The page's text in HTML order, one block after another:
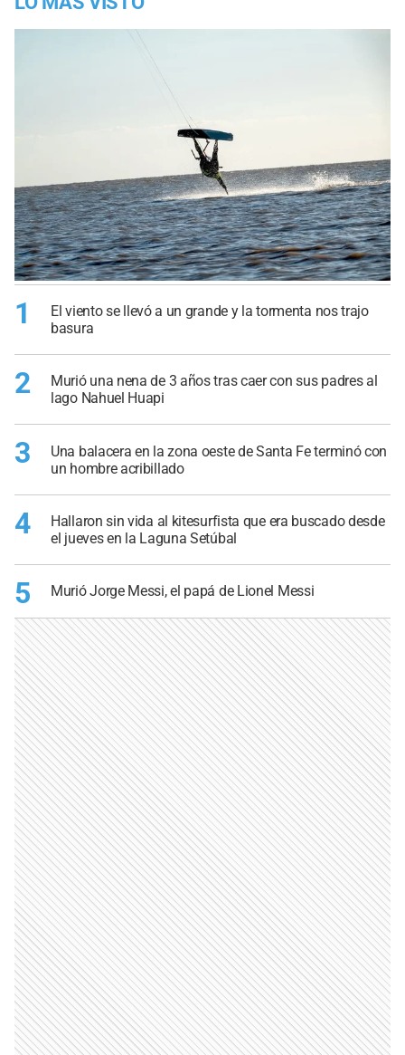
1
El viento se llevó a un grande y la tormenta nos trajo
basura
2
Murió una nena de 3 años tras caer con sus padres al
lago Nahuel Huapi
3
Una balacera en la zona oeste de Santa Fe terminó con
un hombre acribillado
4
Hallaron sin vida al kitesurfista que era buscado desde
el jueves en la Laguna Setúbal
5 Murió Jorge Messi, el papá de Lionel Messi